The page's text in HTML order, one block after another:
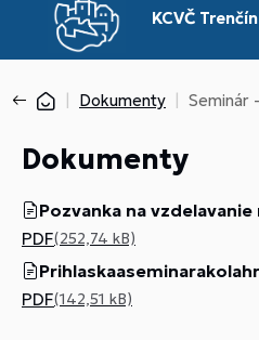
KCVČ Trenčín
Dokumenty Seminár
Dokumenty
Pozvanka na
PDF(252,74 kB)
PDF(142,51 kB)